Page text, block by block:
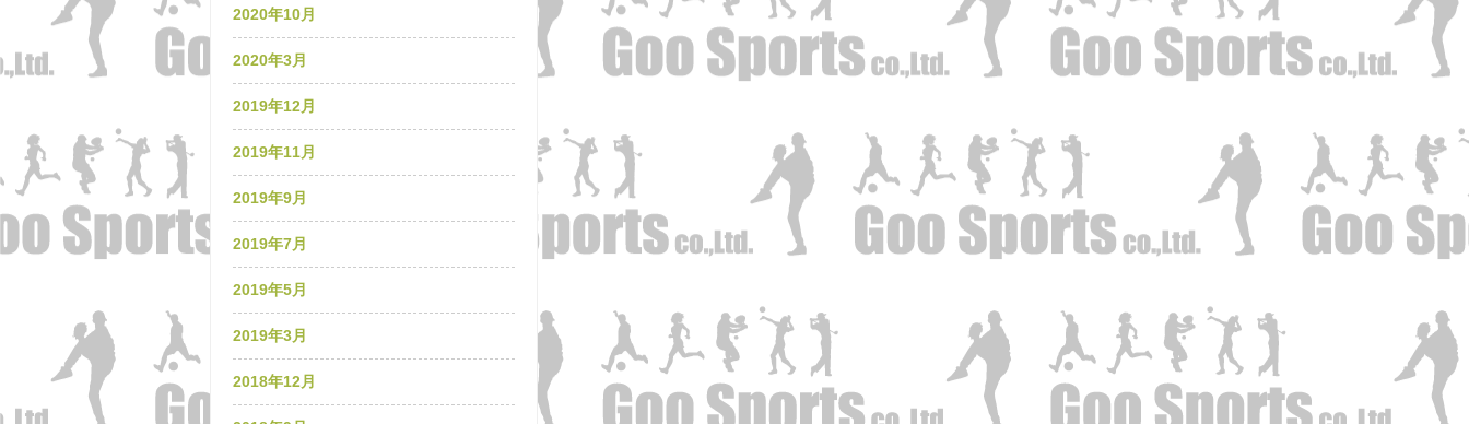
2020年10月
2020年3月
2019年12月
2019年11月
2019年9月
2019年7月
2019年5月
2019年3月
2018年12月